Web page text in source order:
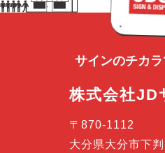
サインのチカ
株式会社JD
〒870-1112
大分県大分市下